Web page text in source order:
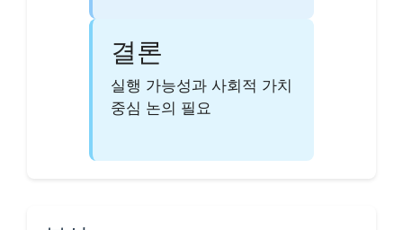
결론
실행 가능성과 사회적 가치
중심 논의 필요